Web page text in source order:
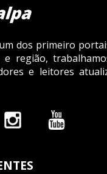
dos primeiro
e região,
e leitores